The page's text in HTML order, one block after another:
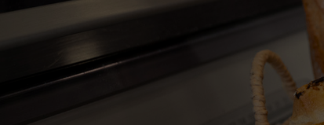
Lost your password?